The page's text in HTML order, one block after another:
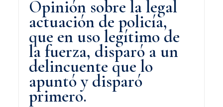
Opinión sobre la legal
actuación de policía,
que en uso legítimo de
la fuerza, disparó a un
delincuente que lo
apuntó y disparó
primero.